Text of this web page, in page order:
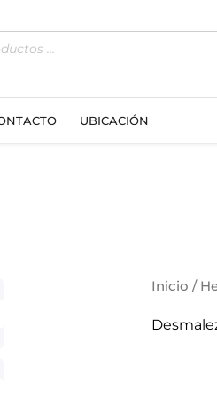
UBICACIÓN
Inicio /